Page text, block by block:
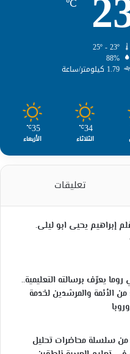
88%
1.79 كيلومتر/ساعة
34
℃
الثلاثاء
35
℃
الأربعاء
تعليقات
إبراهيم يحيى ابو ليلى.
يعرّف برسالته التعليمية..
الأئمة والمرشدين لخدمة
من سلسلة محاضرات تحليل